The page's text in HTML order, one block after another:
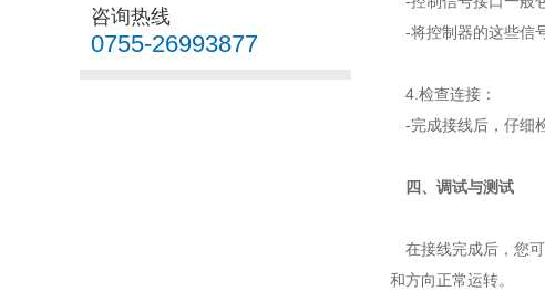
咨询热线
0755-26993877
-将控制器的这些信
4.检查连接：
-完成接线后，仔细
四、调试与测试
在接线完成后，您
和方向正常运转。